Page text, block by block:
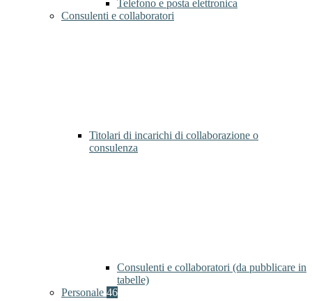
Telefono e posta elettronica
Consulenti e collaboratori
Titolari di incarichi di collaborazione o
consulenza
Consulenti e collaboratori (da pubblicare in
tabelle)
Personale 46